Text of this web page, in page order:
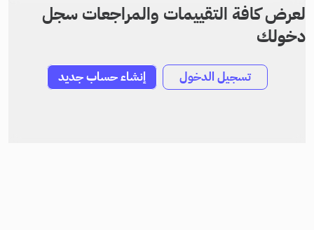
لعرض كافة التقييمات والمراجعات سجل
دخولك
تسجيل الدخول إنشاء حساب جديد